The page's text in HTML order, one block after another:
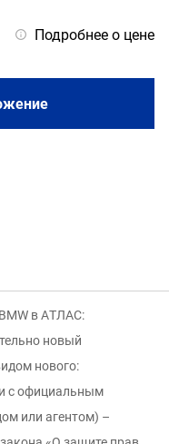
в АTЛАC:
новый
нового:
c oфициaльным
или агентом) –
Подробнее о цене